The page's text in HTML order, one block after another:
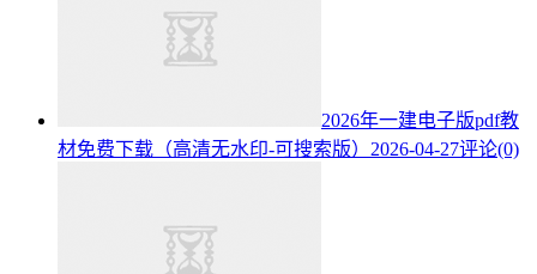
2026年一建电子版pdf教
材免费下载（高清无水印-可搜索版） 2026-04-27评论(0)